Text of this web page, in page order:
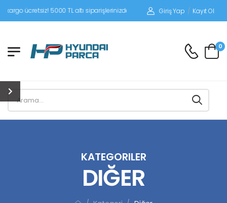
5000 TL altı siparişlerinizde siparişleriniz alıcı ödemeli gönderilir.
Giriş Yap / Kayıt Ol
0
KATEGORILER
DIĞER